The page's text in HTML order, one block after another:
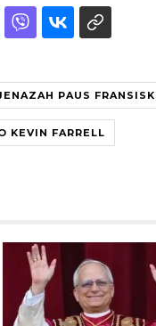
PAUS
KEVIN FARRELL